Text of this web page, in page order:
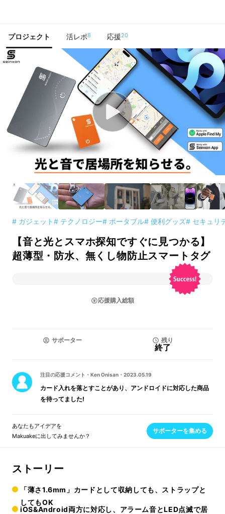
プロジェクト 活レポ8 応援20
# ガジェット# テクノロジー# ポータブル# 便利グッズ# セキュリ
【音と光とスマホ探知ですぐに見つかる】
超薄型・防水、無くし物防止スマートタグ
応援購入総額
サポーター 残り
終了
注目の応援コメント ・ Ken Onisan ・ 2023.05.19
カード入れを落とすことがあり、アンドロイドに対応した商品
を待ってました!
あなたもアイデアを
Makuakeに出してみませんか？
サポーターを集める
ストーリー
「薄さ1.6mm」カードとして収納しても、ストラップと
してもOK
iOS&Android両方に対応し、アラーム音とLED点滅で居